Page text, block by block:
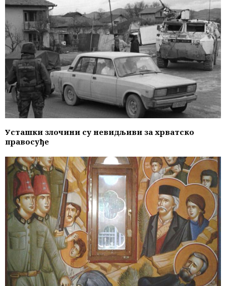
Усташки злочини су невидљиви за хрватско
правосуђе